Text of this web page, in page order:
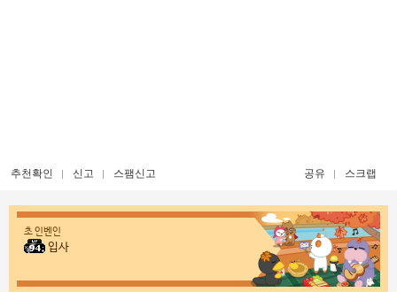
추천확인 신고 스팸신고 공유 스크랩
초 인벤인
입사